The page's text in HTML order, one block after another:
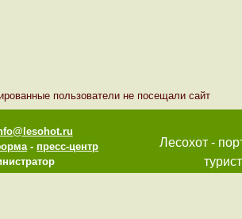
пользователи не посещали сайт
-пресс-центр
Лесохот -